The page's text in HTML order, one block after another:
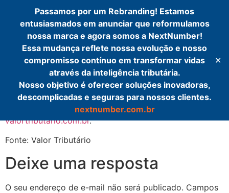
Passamos por um Rebranding! Estamos
entusiasmados em anunciar que reformulamos
nossa marca e agora somos a NextNumber!
Essa mudança reflete nossa evolução e nosso
compromisso contínuo em transformar vidas
através da inteligência tributária.
Nosso objetivo é oferecer soluções inovadoras,
descomplicadas e seguras para nossos clientes.
nextnumber.com.br
✕
Simples
Auditor
Event 18
apareceu primeiro em
valortributario.com.br.
Fonte: Valor Tributário
Deixe uma resposta
O seu endereço de e-mail não será publicado. Campos